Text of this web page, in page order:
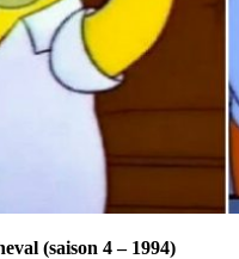
(saison 4 – 1994)